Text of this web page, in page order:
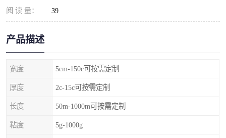
阅 读 量： 39
产品描述
宽度 5cm-150c可按需定制
厚度 2c-15c可按需定制
长度 50m-1000m可按需定制
粘度 5g-1000g